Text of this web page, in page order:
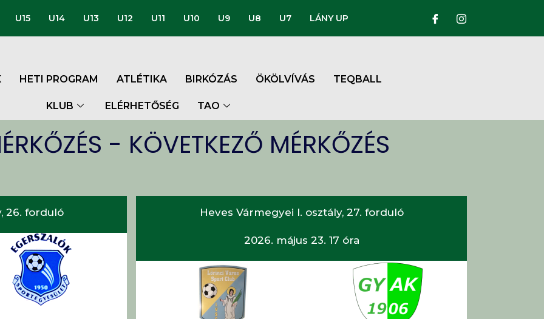
U15 U14 U13 U12 U11 U10 U9 U8 U7 LÁNY UP
HETI PROGRAM ATLÉTIKA BIRKÓZÁS ÖKÖLVÍVÁS TEQBALL
KLUB ELÉRHETŐSÉG TAO
- KÖVETKEZŐ MÉRKŐZÉS
26. forduló Heves Vármegyei I. osztály, 27. forduló
2026. május 23. 17 óra